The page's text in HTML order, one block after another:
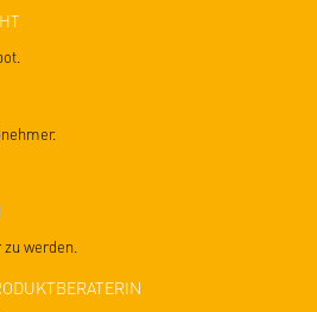
werden.